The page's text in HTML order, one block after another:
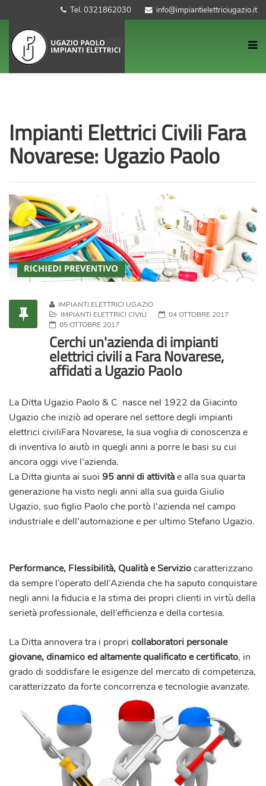
Tel. 0321862030 info@impiantielettriciugazio.it
Impianti Elettrici Civili Fara
Novarese: Ugazio Paolo
IMPIANTI ELETTRICI UGAZIO
IMPIANTI ELETTRICI CIVILI
04 OTTOBRE 2017
05 OTTOBRE 2017
Cerchi un'azienda di impianti
elettrici civili a Fara Novarese,
affidati a Ugazio Paolo
La Ditta Ugazio Paolo & C nasce nel 1922 da Giacinto
Ugazio che iniziò ad operare nel settore degli impianti
elettrici civiliFara Novarese, la sua voglia di conoscenza e
di inventiva lo aiutò in quegli anni a porre le basi su cui
ancora oggi vive l'azienda.
La Ditta giunta ai suoi 95 anni di attivitàe alla sua quarta
generazione ha visto negli anni alla sua guida Giulio
Ugazio, suo figlio Paolo che portò l'azienda nel campo
industriale e dell'automazione e per ultimo Stefano Ugazio.
Performance, Flessibilità, Qualità e Serviziocaratterizzano
da sempre l’operato dell’Azienda che ha saputo conquistare
negli anni la fiducia e la stima dei propri clienti in virtù della
serietà professionale, dell’efficienza e della cortesia.
La Ditta annovera tra i propri collaboratori personale
giovane, dinamico ed altamente qualificato e certificato, in
grado di soddisfare le esigenze del mercato di competenza,
caratterizzato da forte concorrenza e tecnologie avanzate.